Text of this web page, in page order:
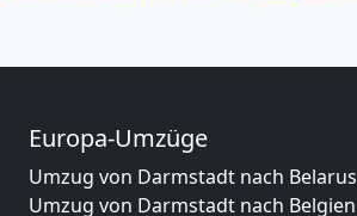
Europa-Umzüge
Umzug von Darmstadt nach Belarus
Umzug von Darmstadt nach Belgien